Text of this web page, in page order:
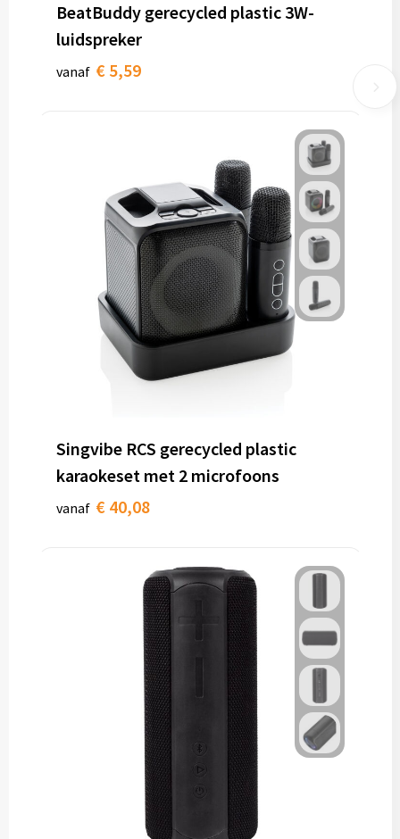
BeatBuddy gerecycled plastic 3W-
luidspreker
vanaf € 5,59
Singvibe RCS gerecycled plastic
karaokeset met 2 microfoons
vanaf € 40,08